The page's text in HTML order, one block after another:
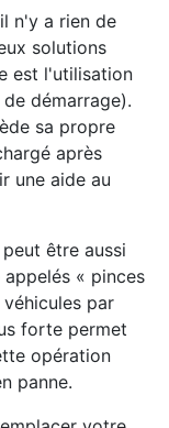
n'y a rien de
solutions
est l'utilisation
démarrage).
sa propre
après
une aide au
être aussi
« pinces
par
forte permet
opération
panne.